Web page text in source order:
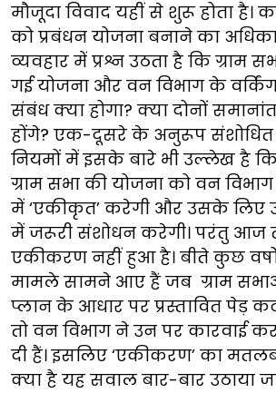
मौजूदा विवाद यहीं से शुरू होता है।
को प्रबंधन योजना बनाने का
व्यवहार में प्रश्न उठता है कि ग्राम
गई योजना और वन विभाग के
संबंध क्या होगा? क्या दोनों
होंगे? एक-दूसरे के अनुरूप संशोधित
नियमों में इसके बारे भी उल्लेख है
ग्राम सभा की योजना को वन
में ‘एकीकृत’ करेगी और उसके लिए
में जरूरी संशोधन करेगी। परंतु आज
एकीकरण नहीं हुआ है। बीते कुछ
मामले सामने आए हैं जब ग्राम
प्लान के आधार पर प्रस्तावित पेड़
तो वन विभाग ने उन पर कारवाई
दी हैं। इसलिए ‘एकीकरण’ का मतलब
क्या है यह सवाल बार-बार उठाया